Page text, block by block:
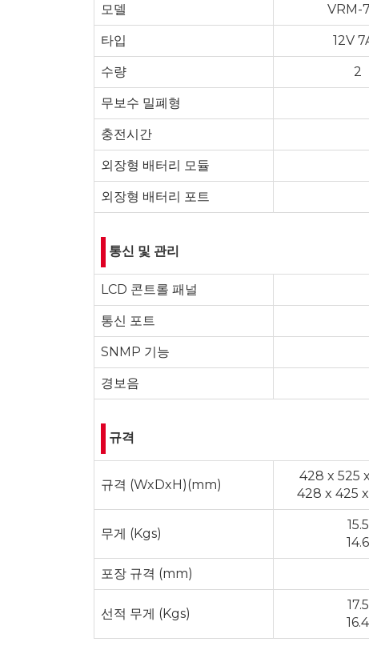
모델 VRM-
타입 12V
수량 2
무보수 밀폐형
충전시간
외장형 배터리 모듈
외장형 배터리 포트
통신 및 관리
LCD 콘트롤 패널
통신 포트
SNMP 기능
경보음
규격
규격 (WxDxH)(mm)
428 x 525
428 x 425
무게 (Kgs)
15.5
14.6
포장 규격 (mm)
선적 무게 (Kgs)
17.5
16.4